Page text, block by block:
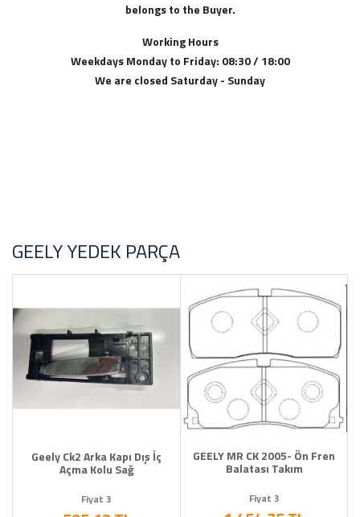
Ssangyong Yedek Parça
Subaru Yedek Parça
Sadece Stoktakiler
belongs to the Buyer.
Working Hours
Weekdays Monday to Friday: 08:30 / 18:00
We are closed Saturday - Sunday
GEELY YEDEK PARÇA
Geely Ck2 Arka Kapı Dış İç
Açma Kolu Sağ
Fiyat 3
GEELY MR CK 2005- Ön Fren
Balatası Takım
Fiyat 3